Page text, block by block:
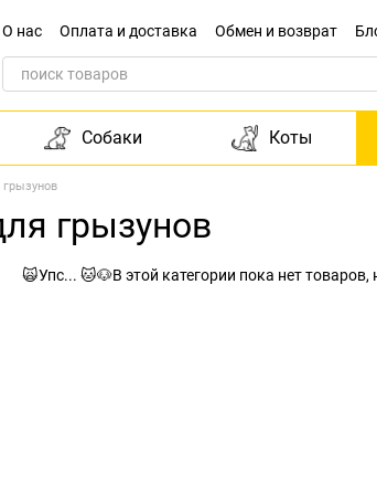
О нас Оплата и доставка Обмен и возврат
Обращение к директору
Собаки Коты
грызунов
🙀Упс... 🐱🐶В этой категории пока нет